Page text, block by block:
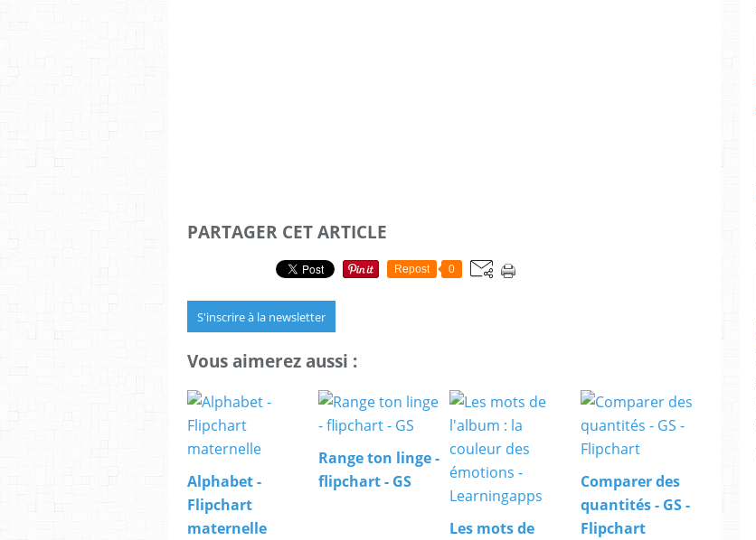
PARTAGER CET ARTICLE
Repost 0
S'inscrire à la newsletter
Vous aimerez aussi :
Alphabet -
Flipchart
maternelle
Range ton linge -
flipchart - GS
Les mots de
Comparer des
quantités - GS -
Flipchart